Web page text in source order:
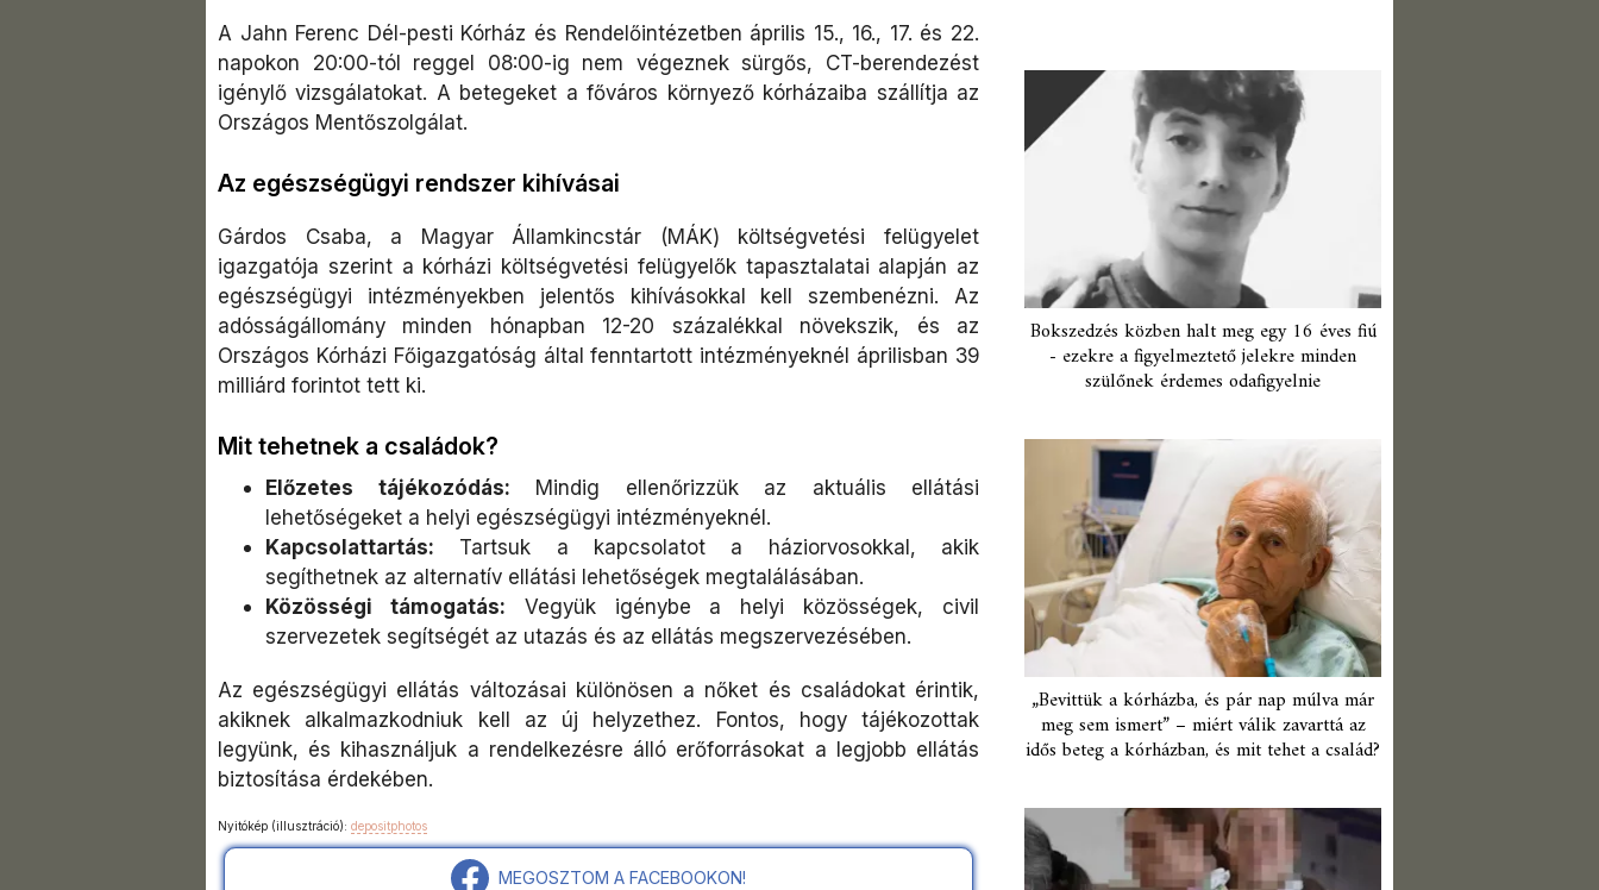
A Jahn Ferenc Dél-pesti Kórház és Rendelőintézetben április 15., 16., 17. és 22.
napokon 20:00-tól reggel 08:00-ig nem végeznek sürgős, CT-berendezést
igénylő vizsgálatokat. A betegeket a főváros környező kórházaiba szállítja az
Országos Mentőszolgálat.​
Az egészségügyi rendszer kihívásai
Gárdos Csaba, a Magyar Államkincstár (MÁK) költségvetési felügyelet
igazgatója szerint a kórházi költségvetési felügyelők tapasztalatai alapján az
egészségügyi intézményekben jelentős kihívásokkal kell szembenézni. Az
adósságállomány minden hónapban 12-20 százalékkal növekszik, és az
Országos Kórházi Főigazgatóság által fenntartott intézményeknél áprilisban 39
milliárd forintot tett ki.​
Mit tehetnek a családok?
Előzetes tájékozódás: Mindig ellenőrizzük az aktuális ellátási
lehetőségeket a helyi egészségügyi intézményeknél.
Kapcsolattartás: Tartsuk a kapcsolatot a háziorvosokkal, akik
segíthetnek az alternatív ellátási lehetőségek megtalálásában.
Közösségi támogatás: Vegyük igénybe a helyi közösségek, civil
szervezetek segítségét az utazás és az ellátás megszervezésében.​
Az egészségügyi ellátás változásai különösen a nőket és családokat érintik,
akiknek alkalmazkodniuk kell az új helyzethez. Fontos, hogy tájékozottak
legyünk, és kihasználjuk a rendelkezésre álló erőforrásokat a legjobb ellátás
biztosítása érdekében.​
Nyitókép (illusztráció): depositphotos
MEGOSZTOM A FACEBOOKON!
Bokszedzés közben halt meg egy 16 éves fiú
- ezekre a figyelmeztető jelekre minden
szülőnek érdemes odafigyelnie
„Bevittük a kórházba, és pár nap múlva már
meg sem ismert” – miért válik zavarttá az
idős beteg a kórházban, és mit tehet a család?